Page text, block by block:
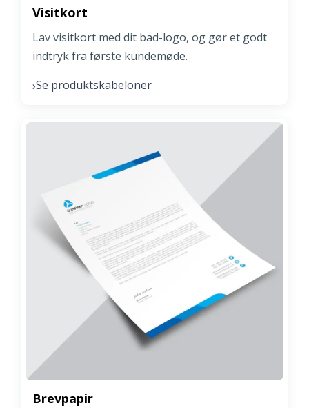
Visitkort
Lav visitkort med dit bad-logo, og gør et godt
indtryk fra første kundemøde.
›Se produktskabeloner
Brevpapir